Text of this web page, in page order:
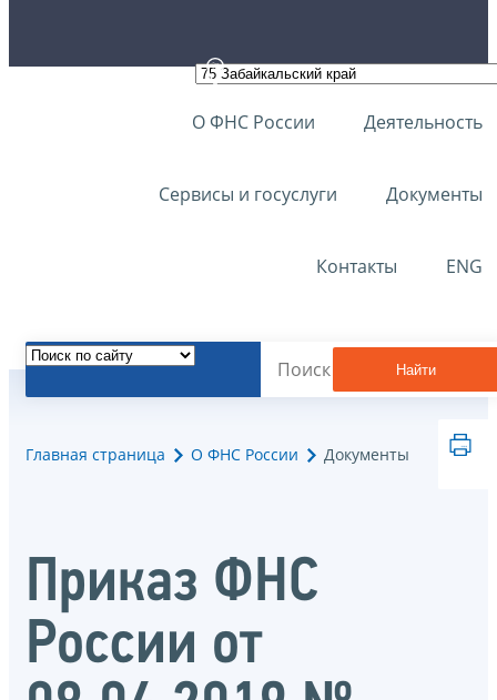
О ФНС России Деятельность
Сервисы и госуслуги Документы
Контакты ENG
Найти
Главная страница О ФНС России Документы
Приказ ФНС
России от